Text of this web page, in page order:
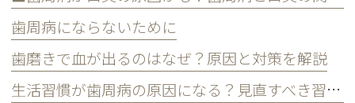
歯周病にならないために
歯磨きで血が出るのはなぜ？原因と対策を解説
生活習慣が歯周病の原因になる？見直すべき習慣とは？